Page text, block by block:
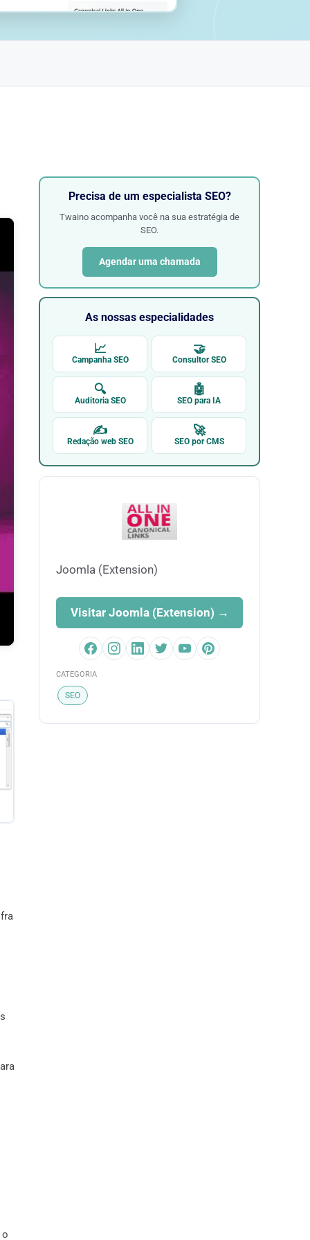
Precisa de um especialista SEO?
Twaino acompanha você na sua estratégia de
SEO.
Agendar uma chamada
As nossas especialidades
📈
Campanha SEO
🤝
Consultor SEO
🔍
Auditoria SEO
🤖
SEO para IA
✍
Redação web SEO
🚀
SEO por CMS
Joomla (Extension)
Visitar Joomla (Extension) →
CATEGORIA
SEO